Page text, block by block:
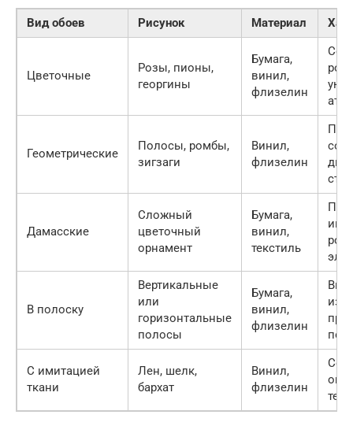
Вид обоев Рисунок Материал
Цветочные
Розы, пионы,
георгины
Бумага,
винил,
флизелин
Геометрические
Полосы, ромбы,
зигзаги
Винил,
флизелин
Дамасские
Сложный
цветочный
орнамент
Бумага,
винил,
текстиль
В полоску
Вертикальные
или
горизонтальные
полосы
Бумага,
винил,
флизелин
С имитацией
ткани
Лен, шелк,
бархат
Винил,
флизелин